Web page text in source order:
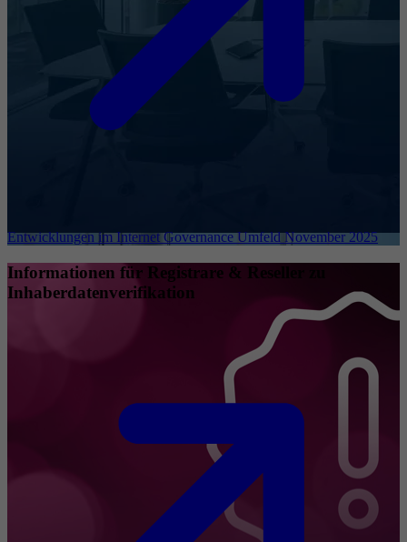
Entwicklungen im Internet Governance Umfeld November 2025
Informationen für Registrare & Reseller zu
Inhaberdatenverifikation